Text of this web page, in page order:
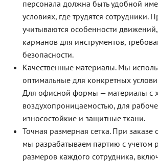
персонала должна быть удобной
условиях, где трудятся сотрудники.
учитываются особенности
карманов для инструментов,
безопасности.
Качественные материалы. Мы
оптимальные для конкретных
Для офисной формы — материалы с
воздухопроницаемостью, для
износостойкие и защитные ткани.
Точная размерная сетка. При заказе
мы разрабатываем партию с учетом
размеров каждого сотрудника,